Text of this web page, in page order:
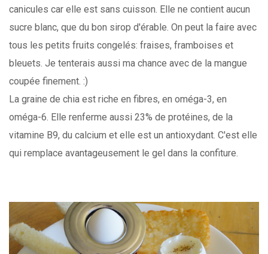
canicules car elle est sans cuisson. Elle ne contient aucun
sucre blanc, que du bon sirop d'érable. On peut la faire avec
tous les petits fruits congelés: fraises, framboises et
bleuets. Je tenterais aussi ma chance avec de la mangue
coupée finement. :)
La graine de chia est riche en fibres, en oméga-3, en
oméga-6. Elle renferme aussi 23% de protéines, de la
vitamine B9, du calcium et elle est un antioxydant. C'est elle
qui remplace avantageusement le gel dans la confiture.